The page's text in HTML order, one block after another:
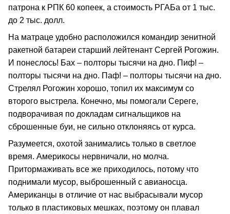
патрона к РПК 60 копеек, а стоимость РГАБа от 1 тыс.
до 2 тыс. долл.
На матраце удобно расположился командир зенитной
ракетной батареи старший лейтенант Сергей Рогожин.
И понеслось! Бах – полторы тысячи на дно. Пиф! –
полторы тысячи на дно. Паф! – полторы тысячи на дно.
Стрелял Рогожин хорошо, топил их максимум со
второго выстрела. Конечно, мы помогали Сереге,
подворачивая по докладам сигнальщиков на
сброшенные буи, не сильно отклоняясь от курса.
Разумеется, охотой занимались только в светлое
время. Америкосы нервничали, но молча.
Притормаживать все же приходилось, потому что
поднимали мусор, выброшенный с авианосца.
Американцы в отличие от нас выбрасывали мусор
только в пластиковых мешках, поэтому он плавал